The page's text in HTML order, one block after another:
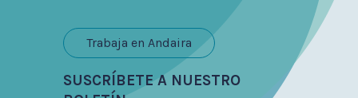
Trabaja en Andaira
SUSCRÍBETE A NUESTRO